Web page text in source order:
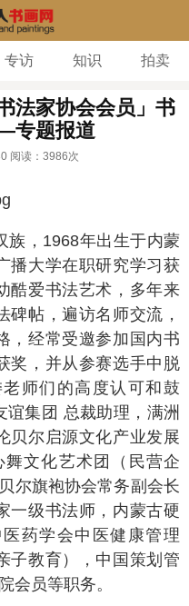
专访 知识 拍卖
法家协会会员」书
专题报道
阅读： 3986次
族，1968年出生于内蒙
播大学在职研究学习获
酷爱书法艺术，多年来
帖，遍访名师交流，
，经常受邀参加国内书
奖，并从参赛选手中脱
师们的高度认可和鼓
谊集团 总裁助理，满洲
贝尔启源文化产业发展
文化艺术团（民营企
尔旗袍协会常务副会长
一级书法师，内蒙古硬
药学会中医健康管理
子教育），中国策划管
会员等职务。